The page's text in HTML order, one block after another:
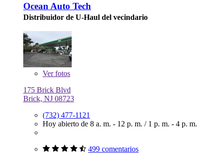
Ocean Auto Tech
Distribuidor de U-Haul del vecindario
Verfotos
175 Brick Blvd
Brick, NJ 08723
(732) 477-1121
Hoy abierto de 8 a. m. - 12 p. m. / 1 p. m. - 4 p. m.
499 comentarios